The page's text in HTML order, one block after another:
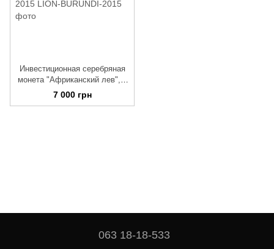
Инвестиционная серебряная
монета "Африканский лев", 1
унция чистого серебра,
Бурунди, 2015
7 000 грн
063 18-18-533